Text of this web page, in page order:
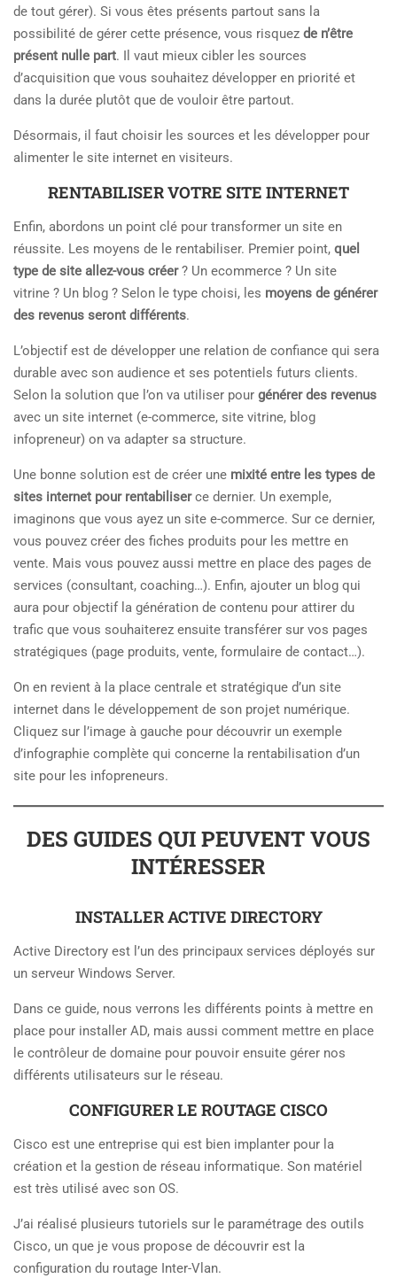
de tout gérer). Si vous êtes présents partout sans la
possibilité de gérer cette présence, vous risquez de n’être
présent nulle part. Il vaut mieux cibler les sources
d’acquisition que vous souhaitez développer en priorité et
dans la durée plutôt que de vouloir être partout.
Désormais, il faut choisir les sources et les développer pour
alimenter le site internet en visiteurs.
RENTABILISER VOTRE SITE INTERNET
Enfin, abordons un point clé pour transformer un site en
réussite. Les moyens de le rentabiliser. Premier point, quel
type de site allez-vous créer? Un ecommerce ? Un site
vitrine ? Un blog ? Selon le type choisi, les moyens de générer
des revenus seront différents.
L’objectif est de développer une relation de confiance qui sera
durable avec son audience et ses potentiels futurs clients.
Selon la solution que l’on va utiliser pour générer des revenus
avec un site internet (e-commerce, site vitrine, blog
infopreneur) on va adapter sa structure.
Une bonne solution est de créer une mixité entre les types de
sites internet pour rentabiliserce dernier. Un exemple,
imaginons que vous ayez un site e-commerce. Sur ce dernier,
vous pouvez créer des fiches produits pour les mettre en
vente. Mais vous pouvez aussi mettre en place des pages de
services (consultant, coaching…). Enfin, ajouter un blog qui
aura pour objectif la génération de contenu pour attirer du
trafic que vous souhaiterez ensuite transférer sur vos pages
stratégiques (page produits, vente, formulaire de contact…).
On en revient à la place centrale et stratégique d’un site
internet dans le développement de son projet numérique.
Cliquez sur l’image à gauche pour découvrir un exemple
d’infographie complète qui concerne la rentabilisation d’un
site pour les infopreneurs.
DES GUIDES QUI PEUVENT VOUS
INTÉRESSER
INSTALLER ACTIVE DIRECTORY
Active Directory est l’un des principaux services déployés sur
un serveur Windows Server.
Dans ce guide, nous verrons les différents points à mettre en
place pour installer AD, mais aussi comment mettre en place
le contrôleur de domaine pour pouvoir ensuite gérer nos
différents utilisateurs sur le réseau.
CONFIGURER LE ROUTAGE CISCO
Cisco est une entreprise qui est bien implanter pour la
création et la gestion de réseau informatique. Son matériel
est très utilisé avec son OS.
J’ai réalisé plusieurs tutoriels sur le paramétrage des outils
Cisco, un que je vous propose de découvrir est la
configuration du routage Inter-Vlan.